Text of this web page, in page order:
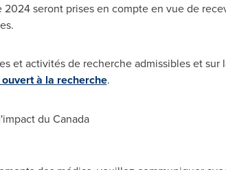
2024 seront prises en compte en vue de
et activités de recherche admissibles et
à la recherche.
du Canada